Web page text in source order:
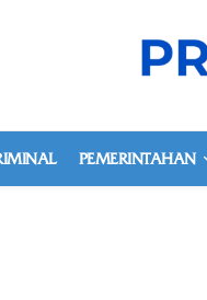
PEMERINTAHAN